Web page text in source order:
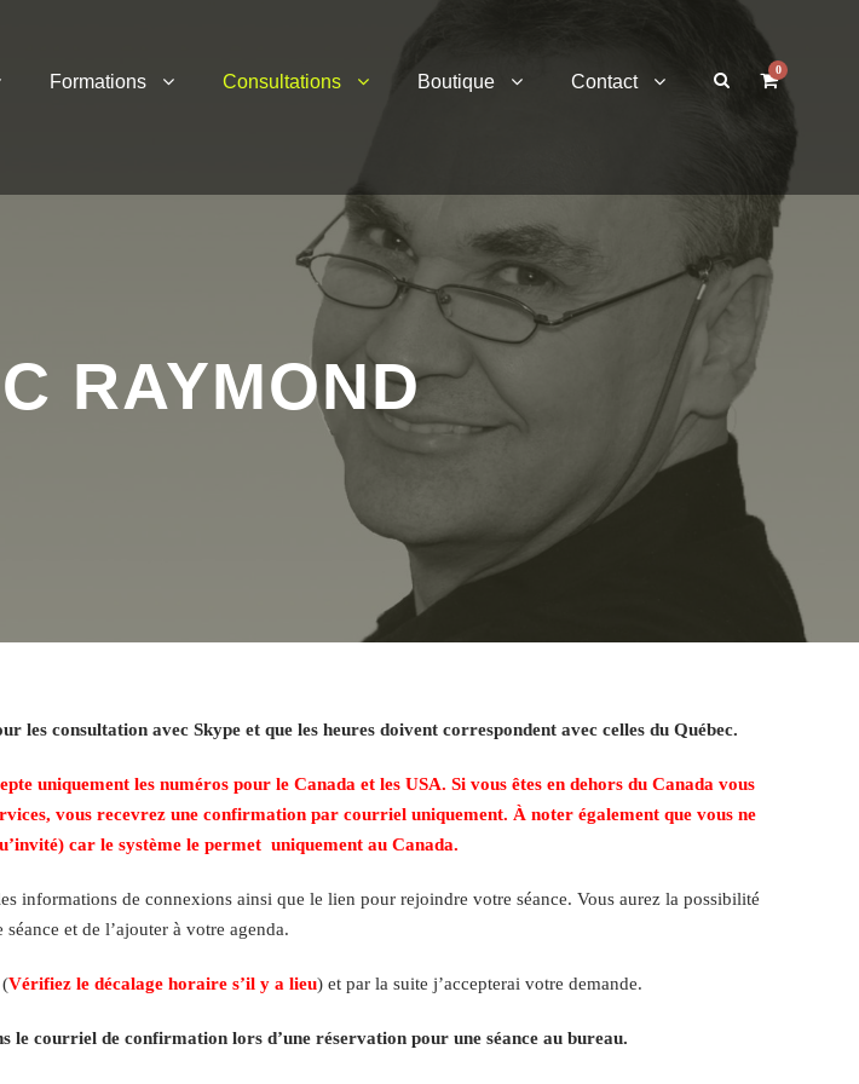
Formations Consultations Boutique Contact
0
RAYMOND
les consultation avec Skype et que les heures doivent correspondent avec celles du Québec.
uniquement les numéros pour le Canada et les USA. Si vous êtes en dehors du Canada vous
vous recevrez une confirmation par courriel uniquement. À noter également que vous ne
car le système le permet uniquement au Canada.
informations de connexions ainsi que le lien pour rejoindre votre séance. Vous aurez la possibilité
et de l’ajouter à votre agenda.
(Vérifiez le décalage horaire s’il y a lieu) et par la suite j’accepterai votre demande.
le courriel de confirmation lors d’une réservation pour une séance au bureau.